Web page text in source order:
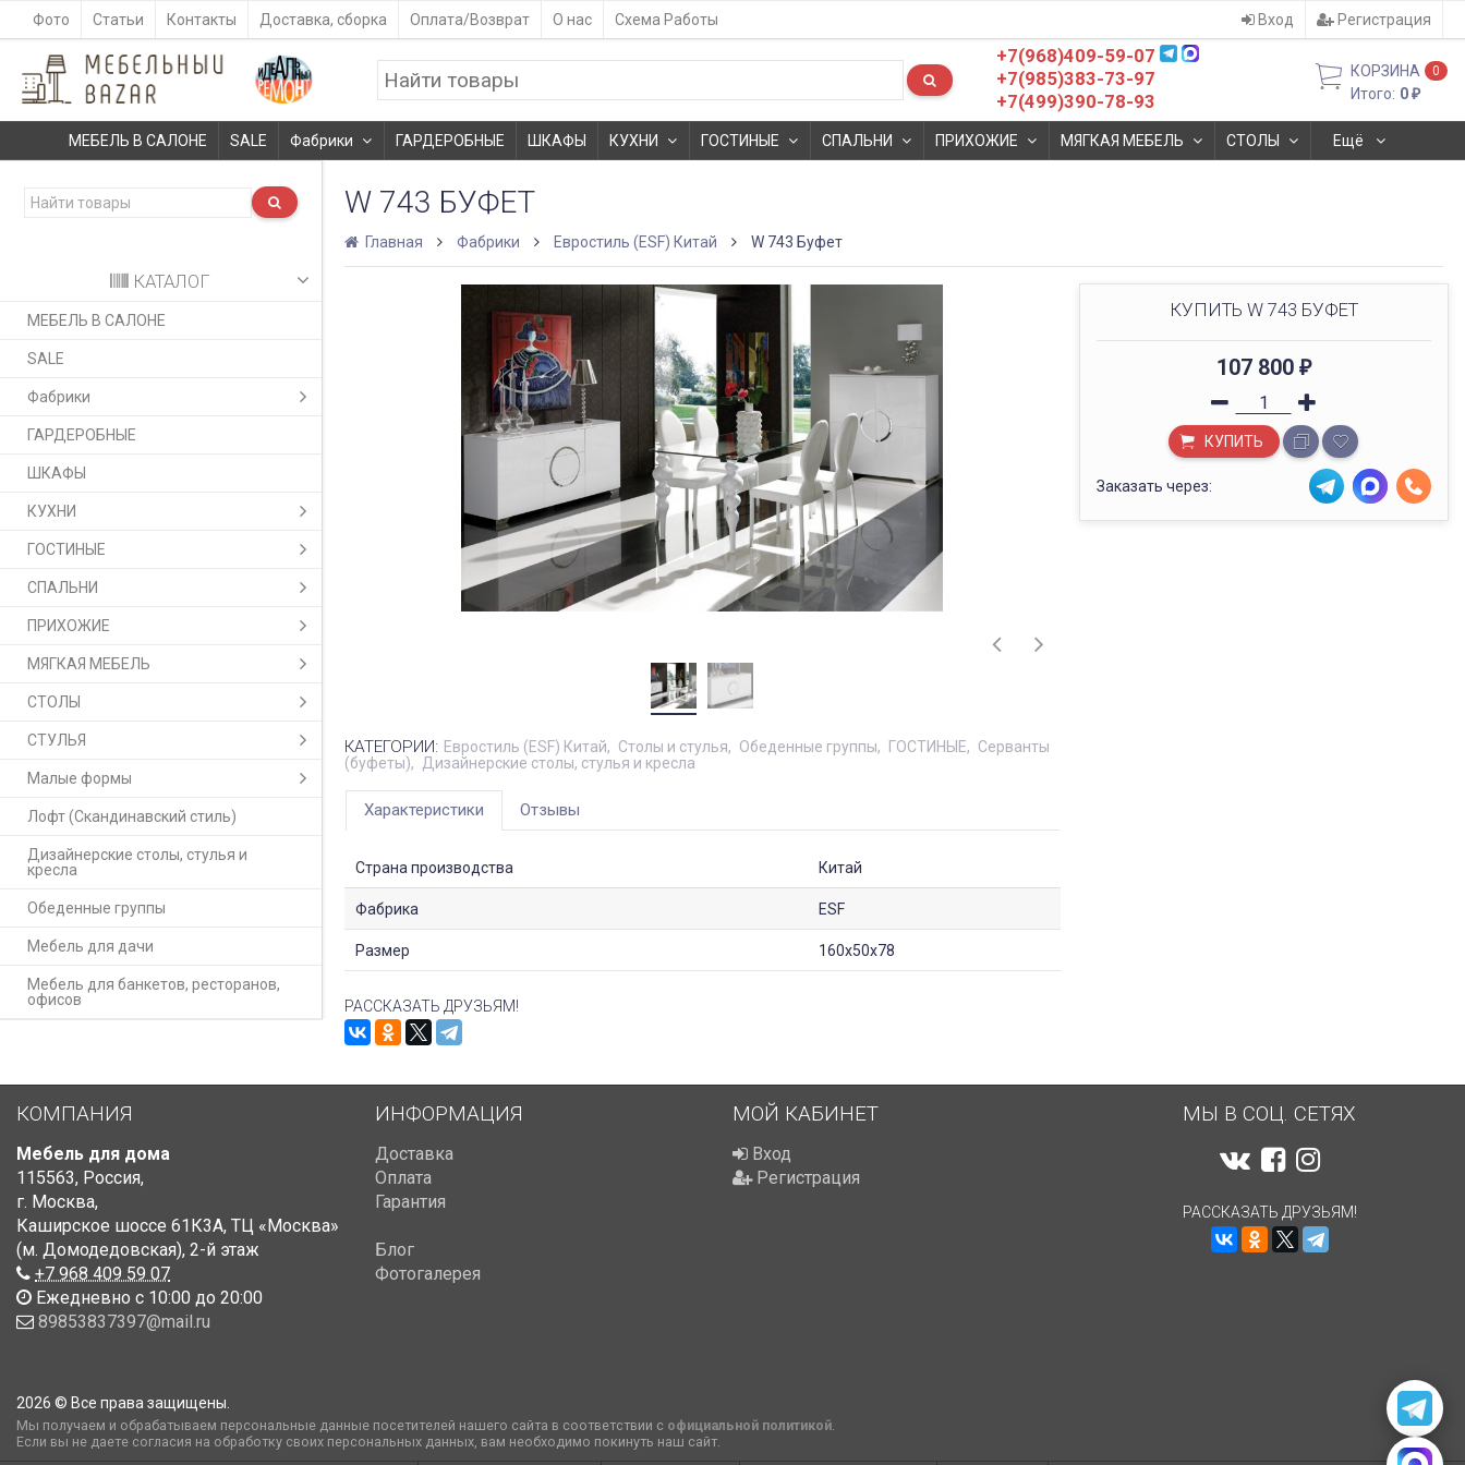
Фото Статьи Контакты Доставка, сборка Оплата/Возврат О нас Схема Работы Вход Регистрация
+7(968)409-59-07
+7(985)383-73-97
+7(499)390-78-93
КОРЗИНА 0
Итого: 0₽
МЕБЕЛЬ В САЛОНЕ SALE Фабрики ГАРДЕРОБНЫЕ ШКАФЫ КУХНИ ГОСТИНЫЕ СПАЛЬНИ ПРИХОЖИЕ МЯГКАЯ МЕБЕЛЬ СТОЛЫ Ещё
КАТАЛОГ
МЕБЕЛЬ В САЛОНЕ
SALE
Фабрики
ГАРДЕРОБНЫЕ
ШКАФЫ
КУХНИ
ГОСТИНЫЕ
СПАЛЬНИ
ПРИХОЖИЕ
МЯГКАЯ МЕБЕЛЬ
СТОЛЫ
СТУЛЬЯ
Малые формы
Лофт (Скандинавский стиль)
Дизайнерские столы, стулья и
кресла
Обеденные группы
Мебель для дачи
Мебель для банкетов, ресторанов,
офисов
W 743 БУФЕТ
Главная Фабрики Евростиль (ESF) Китай W 743 Буфет
КУПИТЬ W 743 БУФЕТ
107 800 ₽
КУПИТЬ
Заказать через:
КАТЕГОРИИ: Евростиль (ESF) Китай Столы и стулья Обеденные группы ГОСТИНЫЕ
Серванты
(буфеты)
Дизайнерские столы, стулья и кресла
Характеристики Отзывы
Страна производства Китай
Фабрика ESF
Размер 160x50x78
РАССКАЗАТЬ ДРУЗЬЯМ!
КОМПАНИЯ
Мебель для дома
115563, Россия,
г. Москва,
Каширское шоссе 61К3А, ТЦ «Москва»
(м. Домодедовская), 2-й этаж
+7 968 409 59 07
Ежедневно с 10:00 до 20:00
89853837397@mail.ru
ИНФОРМАЦИЯ
Доставка
Оплата
Гарантия
Блог
Фотогалерея
МОЙ КАБИНЕТ
Вход
Регистрация
МЫ В СОЦ. СЕТЯХ
РАССКАЗАТЬ ДРУЗЬЯМ!
2026 © Все права защищены.
Мы получаем и обрабатываем персональные данные посетителей нашего сайта в соответствии с официальной политикой.
Если вы не даете согласия на обработку своих персональных данных, вам необходимо покинуть наш сайт.